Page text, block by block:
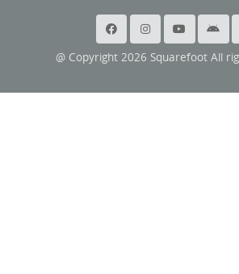
@ Copyright 2026 Squarefoot All